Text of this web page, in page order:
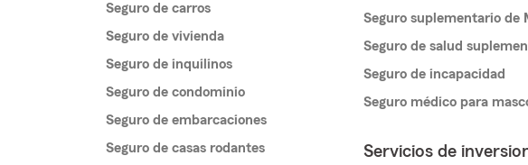
Seguro de carros
Seguro de vivienda
Seguro de inquilinos
Seguro de condominio
Seguro de embarcaciones
Seguro de casas rodantes
Seguro suplementario de
Seguro de salud
Seguro de incapacidad
Seguro médico para
Servicios de